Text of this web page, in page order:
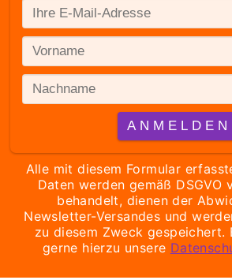
Alle mit diesem Formular
Daten werden gemäß DSGVO
behandelt, dienen der
Newsletter-Versandes und
zu diesem Zweck gespeichert.
gerne hierzu unsere